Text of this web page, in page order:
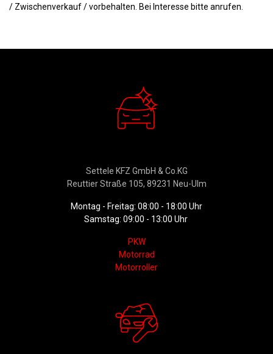
/ Zwischenverkauf / vorbehalten. Bei Interesse bitte anrufen.
Settele KFZ GmbH & Co.KG
Reuttier Straße 105, 89231 Neu-Ulm
Montag - Freitag: 08:00 - 18:00 Uhr
Samstag: 09:00 - 13:00 Uhr
PKW
Motorrad
Motorroller